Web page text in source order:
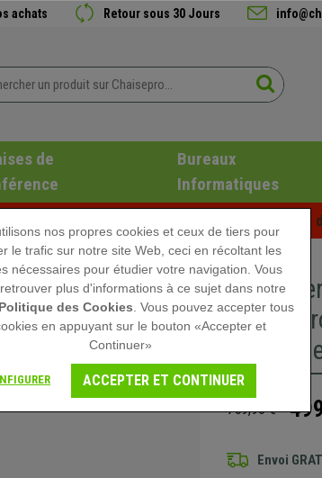
achats Retour sous 30 Jours
de
Bureaux
Informatiques
! Des réductions exclusives pour une
Chaise
Acier
759,90 €
Envoi
nos propres cookies et ceux de tiers pour
le trafic sur notre site Web, ceci en récoltant les
nécessaires pour étudier votre navigation. Vous
plus d'informations à ce sujet dans notre
Politique des Cookies . Vous pouvez accepter tous
en appuyant sur le bouton «Accepter et
Continuer»
ACCEPTER ET CONTINUER